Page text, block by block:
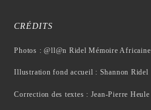
CRÉDITS
Photos : @ll@n Ridel Mémoire Africaine
Illustration fond accueil : Shannon Ridel
Correction des textes : Jean-Pierre Heule